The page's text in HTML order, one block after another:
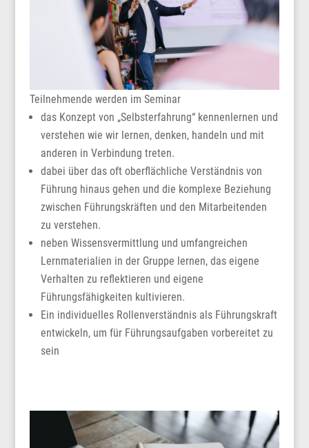
Teilnehmende werden im Seminar
das Konzept von „Selbsterfahrung“ kennenlernen und
verstehen wie wir lernen, denken, handeln und mit
anderen in Verbindung treten.
dabei über das oft oberflächliche Verständnis von
Führung hinaus gehen und die komplexe Beziehung
zwischen Führungskräften und den Mitarbeitenden
zu verstehen.
neben Wissensvermittlung und umfangreichen
Lernmaterialien in der Gruppe lernen, das eigene
Verhalten zu reflektieren und eigene
Führungsfähigkeiten kultivieren.
Ein individuelles Rollenverständnis als Führungskraft
entwickeln, um für Führungsaufgaben vorbereitet zu
sein